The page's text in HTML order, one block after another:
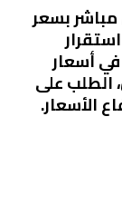
بسعر
أسعار
الطلب على
الأسعار.